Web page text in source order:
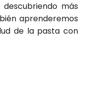
más
aprenderemos
de la pasta con